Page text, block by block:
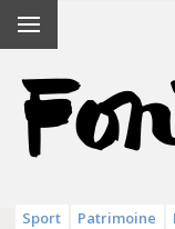
Sport Patrimoine